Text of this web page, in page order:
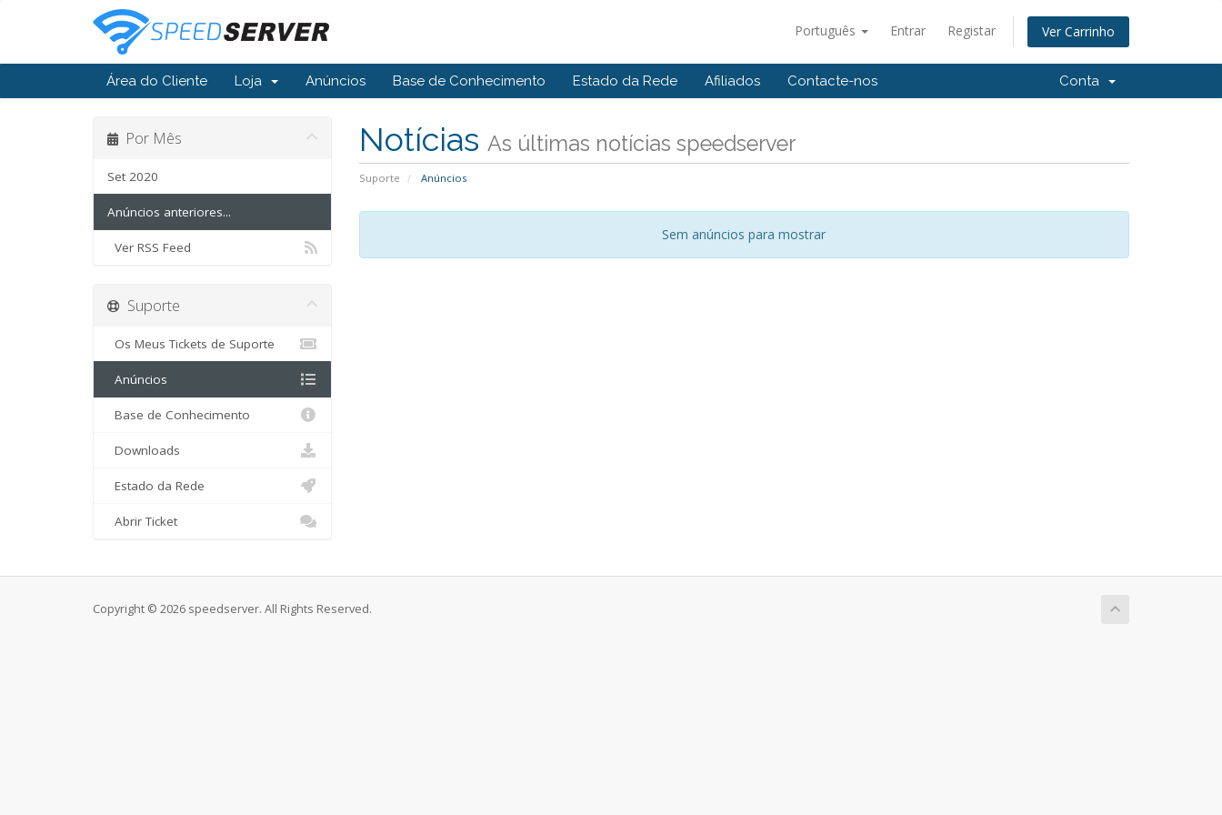
Português Entrar Registar Ver Carrinho
Área do Cliente Loja Anúncios Base de Conhecimento Estado da Rede Afiliados Contacte-nos Conta
Notícias As últimas notícias speedserver
Suporte Anúncios
Por Mês
Set 2020
Anúncios anteriores...
Ver RSS Feed
Sem anúncios para mostrar
Suporte
Os Meus Tickets de Suporte
Anúncios
Base de Conhecimento
Downloads
Estado da Rede
Abrir Ticket
Copyright © 2026 speedserver. All Rights Reserved.